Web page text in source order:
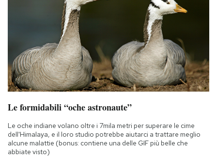
Le formidabili “oche astronaute”
Le oche indiane volano oltre i 7mila metri per superare le cime
dell'Himalaya, e il loro studio potrebbe aiutarci a trattare meglio
alcune malattie (bonus: contiene una delle GIF più belle che
abbiate visto)